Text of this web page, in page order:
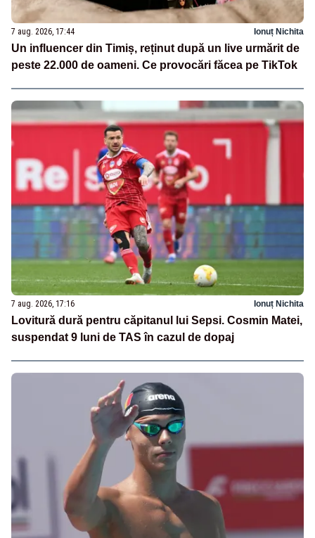
7 aug. 2026, 17:44 Ionuț Nichita
Un influencer din Timiș, reținut după un live urmărit de
peste 22.000 de oameni. Ce provocări făcea pe TikTok
7 aug. 2026, 17:16 Ionuț Nichita
Lovitură dură pentru căpitanul lui Sepsi. Cosmin Matei,
suspendat 9 luni de TAS în cazul de dopaj